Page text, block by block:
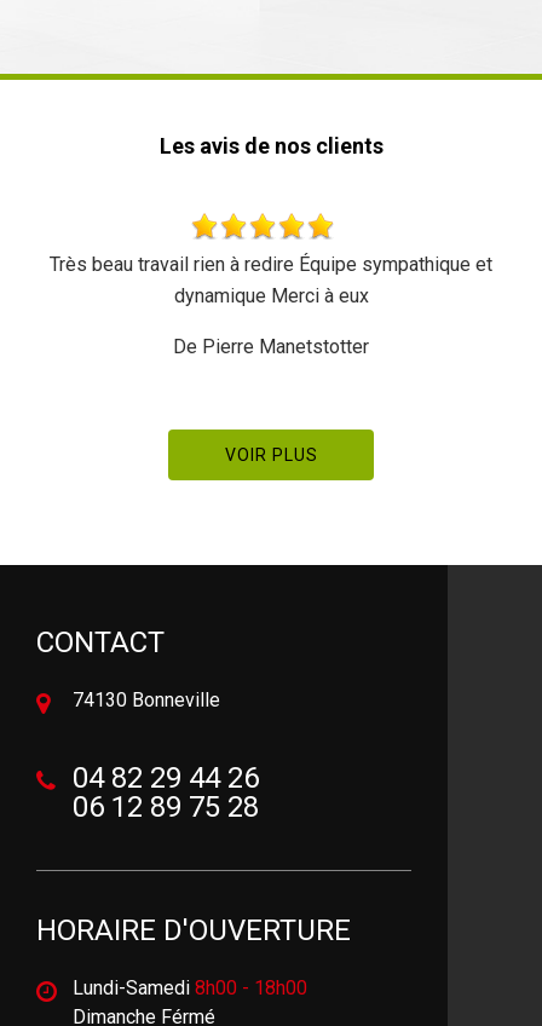
Les avis de nos clients
Très beau travail rien à redire Équipe sympathique et
dynamique Merci à eux
De Pierre Manetstotter
VOIR PLUS
CONTACT
74130 Bonneville
04 82 29 44 26
06 12 89 75 28
HORAIRE D'OUVERTURE
Lundi-Samedi 8h00 - 18h00
Dimanche Férmé